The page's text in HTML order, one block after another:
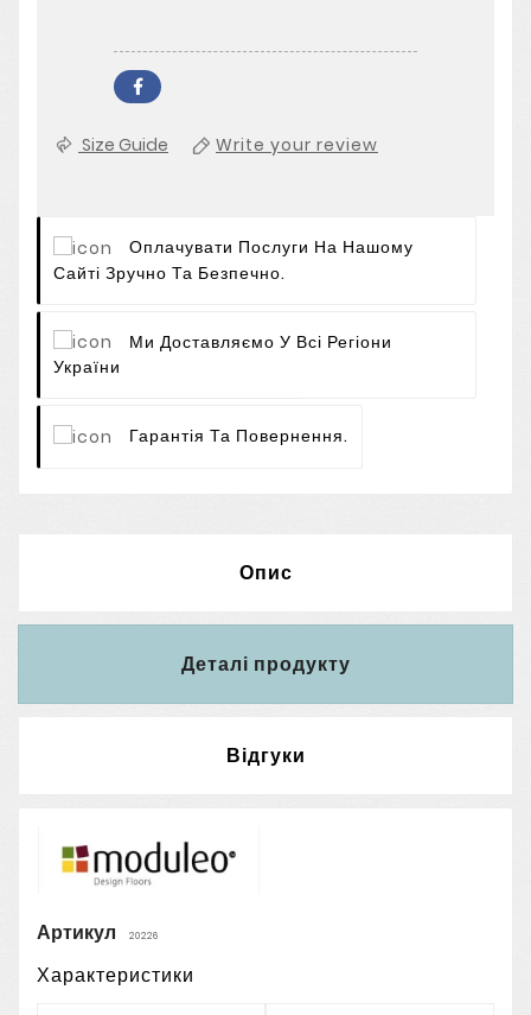
Size Guide Write your review
Оплачувати Послуги На Нашому
Сайті Зручно Та Безпечно.
Ми Доставляємо У Всі Регіони
України
Гарантія Та Повернення.
Опис
Деталі продукту
Відгуки
Артикул 20226
Характеристики